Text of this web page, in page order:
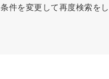
条件を変更して再度検索をし